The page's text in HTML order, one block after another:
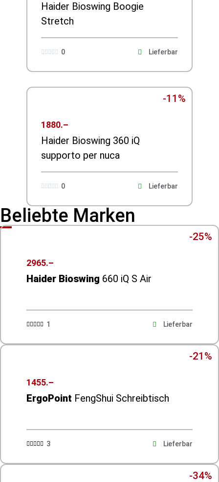
Haider Bioswing Boogie
Stretch
0
     Lieferbar
-11%
1880.–
Haider Bioswing 360 iQ
supporto per nuca
0
     Lieferbar
Beliebte Marken
-25%
2965.–
Haider Bioswing 660 iQ S Air
1
 Lieferbar
-21%
1455.–
ErgoPoint FengShui Schreibtisch
3
 Lieferbar
-34%